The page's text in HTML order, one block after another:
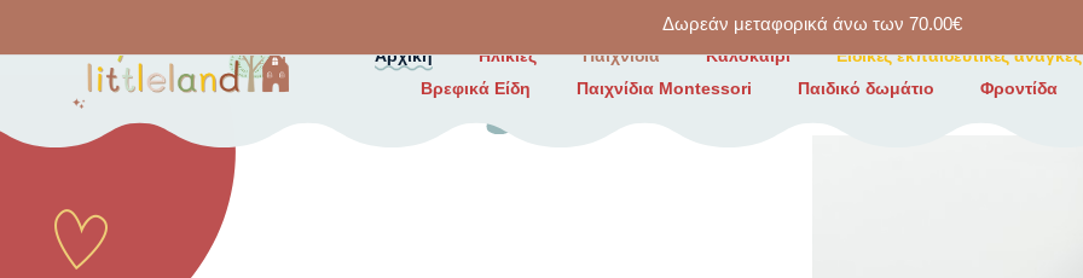
Δωρεάν μεταφορικά άνω των 70.00€
Αρχική
Ηλικίες Παιχνίδια Καλοκαίρι Ειδικές εκπαιδευτικές ανάγκες
Βρεφικά Είδη
Παιχνίδια Montessori Παιδικό δωμάτιο Φροντίδα